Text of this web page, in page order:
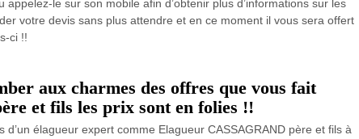
le sur son mobile afin d’obtenir plus d’informations sur les
votre devis sans plus attendre et en ce moment il vous sera offert
ci !!
aux charmes des offres que vous fait
et fils les prix sont en folies !!
élagueur expert comme Elagueur CASSAGRAND père et fils à